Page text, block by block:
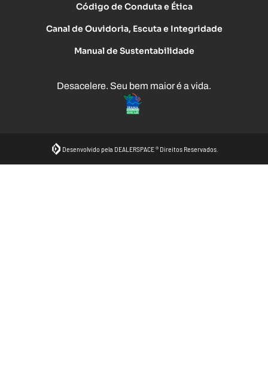
Código de Conduta e Ética
Canal de Ouvidoria, Escuta e Integridade
Manual de Sustentabilidade
Desacelere. Seu bem maior é a vida.
Desenvolvido pela DEALERSPACE ® Direitos Reservados.